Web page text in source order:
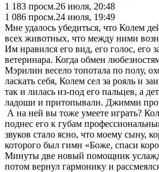
1 183 просм.26 июля, 20:48
1 086 просм.24 июля, 19:49
Мне удалось убедиться, что Колем
всех животных, что между ними
Им нравился его вид, его голос, его
ветеринара. Когда обмен
Мэрилин весело топотала по полу,
ласкать себя, Колем сел за рояль и
так и лилась из‑под его пальцев, а
ладоши и притопывали. Джимми
А на ней вы тоже умеете играть?
поднес его к губам
звуков стало ясно, что моему сыну,
которого был гимн «Боже, спаси
Минуты две новый помощник
потом вернул гармонику и